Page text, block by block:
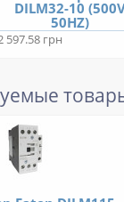
DILM32-10
50HZ)
597.58 грн